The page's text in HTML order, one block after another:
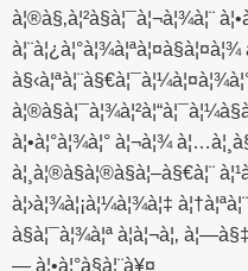
à¦®à§‚à¦²à§à¦¯à¦¬à¦¾à¦¨
à¦¨à¦¿à¦°à¦¾à¦ªà¦¤à§à¦¤à¦¾
à¦•à¦°à¦¾à¦° à¦¬à¦¾
à¦¸à¦®à§à¦®à§à¦–à§€à¦¨
à¦›à¦¾à¦¡à¦¼à¦¾à¦‡
à§à¦¯à¦¾à¦ª à¦à¦¬à¦‚
— à¦•à¦°à§à¦¨à¥¤